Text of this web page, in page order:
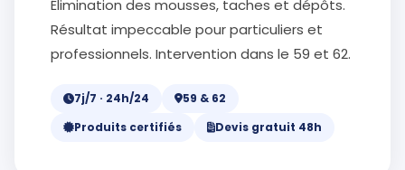
Élimination des mousses, taches et dépôts.
Résultat impeccable pour particuliers et
professionnels. Intervention dans le 59 et 62.
7j/7 · 24h/24
59 & 62
Produits certifiés
Devis gratuit 48h